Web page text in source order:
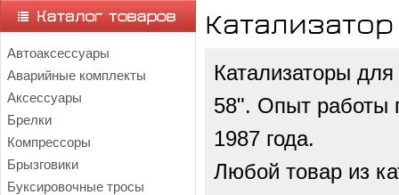
Автоаксессуары
Аварийные комплекты
Аксессуары
Брелки
Компрессоры
Брызговики
Буксировочные тросы
Катализатор
Катализаторы
58". Опыт работы
1987 года.
Любой товар из